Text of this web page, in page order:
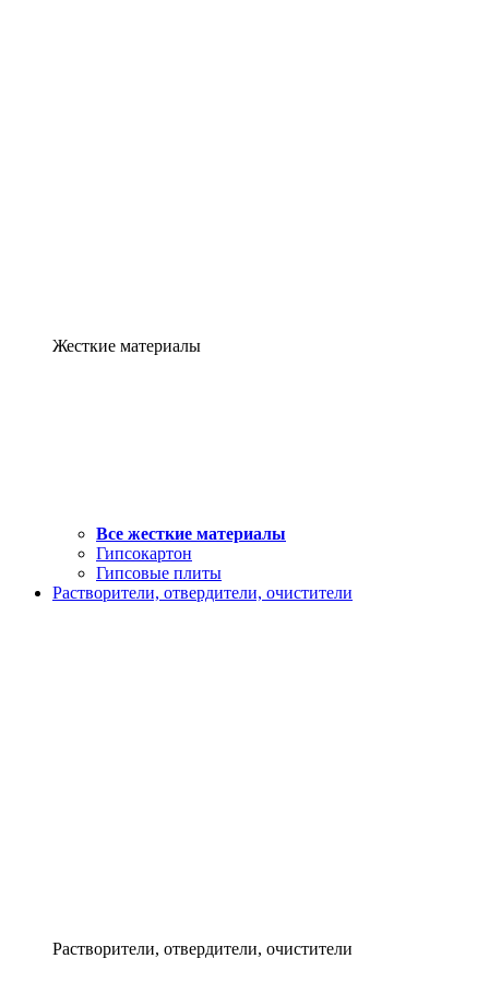
Жесткие материалы
Все жесткие материалы
Гипсокартон
Гипсовые плиты
Растворители, отвердители, очистители
Растворители, отвердители, очистители